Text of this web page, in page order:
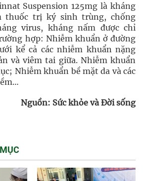
Suspension 125mg là kháng
thuốc trị ký sinh trùng, chống
virus, kháng nấm được chỉ
hợp: Nhiễm khuẩn ở đường
kể cả các nhiễm khuẩn nặng
và viêm tai giữa. Nhiễm khuẩn
Nhiễm khuẩn bề mặt da và các
Nguồn: Sức khỏe và Đời sống